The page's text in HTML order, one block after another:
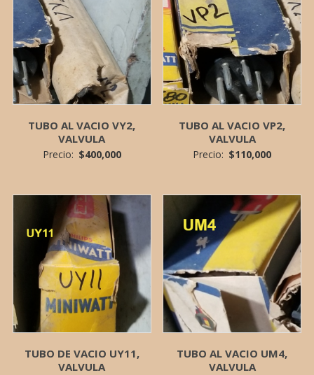
TUBO AL VACIO VY2,
VALVULA
Precio: $400,000
TUBO AL VACIO VP2,
VALVULA
Precio: $110,000
TUBO DE VACIO UY11,
VALVULA
TUBO AL VACIO UM4,
VALVULA